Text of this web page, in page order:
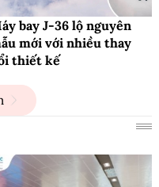
bay J-36 lộ nguyên
mới với nhiều thay
thiết kế